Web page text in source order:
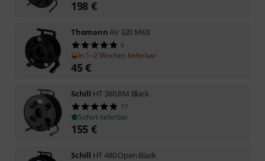
198 €
ThomannAV 320 MKII
6
In 1–2 Wochen lieferbar
45€
Schill HT 380.RM Black
17
Sofort lieferbar
155 €
Schill HT 480.Open Black